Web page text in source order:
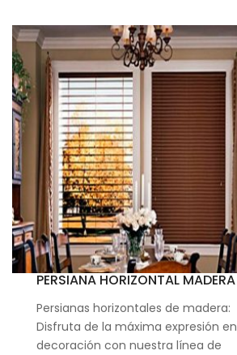
PERSIANA HORIZONTAL MADERA
Persianas horizontales de madera:
Disfruta de la máxima expresión en
decoración con nuestra línea de